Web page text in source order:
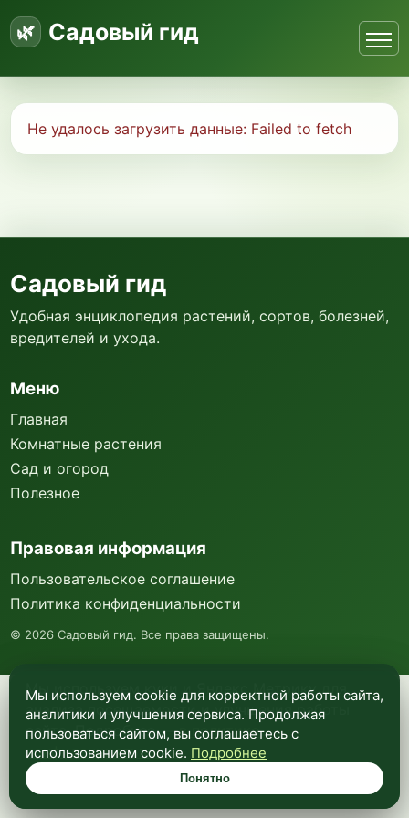
Садовый гид
Не удалось загрузить данные: Failed to fetch
Мы используем куки и Яндекс Метрику для
анализа посещаемости и улучшения работы
сайта. Подробнее —в политике
конфиденциальности.
Понятно
Садовый гид
Удобная энциклопедия растений, сортов, болезней,
вредителей и ухода.
Меню
Главная
Комнатные растения
Сад и огород
Полезное
Правовая информация
Пользовательское соглашение
Политика конфиденциальности
© 2026 Садовый гид. Все права защищены.
Мы используем cookie для корректной работы сайта,
аналитики и улучшения сервиса. Продолжая
пользоваться сайтом, вы соглашаетесь с
использованием cookie. Подробнее
Понятно